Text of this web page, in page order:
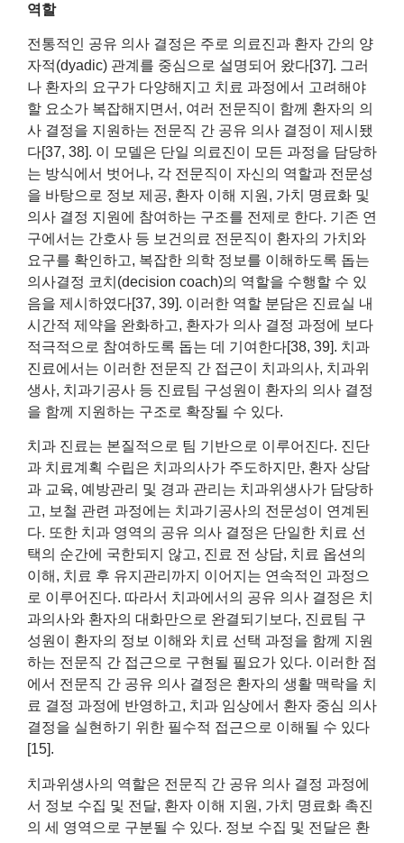
역할
전통적인 공유 의사 결정은 주로 의료진과 환자 간의 양
자적(dyadic) 관계를 중심으로 설명되어 왔다[37]. 그러
나 환자의 요구가 다양해지고 치료 과정에서 고려해야
할 요소가 복잡해지면서, 여러 전문직이 함께 환자의 의
사 결정을 지원하는 전문직 간 공유 의사 결정이 제시됐
다[37, 38]. 이 모델은 단일 의료진이 모든 과정을 담당하
는 방식에서 벗어나, 각 전문직이 자신의 역할과 전문성
을 바탕으로 정보 제공, 환자 이해 지원, 가치 명료화 및
의사 결정 지원에 참여하는 구조를 전제로 한다. 기존 연
구에서는 간호사 등 보건의료 전문직이 환자의 가치와
요구를 확인하고, 복잡한 의학 정보를 이해하도록 돕는
의사결정 코치(decision coach)의 역할을 수행할 수 있
음을 제시하였다[37, 39]. 이러한 역할 분담은 진료실 내
시간적 제약을 완화하고, 환자가 의사 결정 과정에 보다
적극적으로 참여하도록 돕는 데 기여한다[38, 39]. 치과
진료에서는 이러한 전문직 간 접근이 치과의사, 치과위
생사, 치과기공사 등 진료팀 구성원이 환자의 의사 결정
을 함께 지원하는 구조로 확장될 수 있다.
치과 진료는 본질적으로 팀 기반으로 이루어진다. 진단
과 치료계획 수립은 치과의사가 주도하지만, 환자 상담
과 교육, 예방관리 및 경과 관리는 치과위생사가 담당하
고, 보철 관련 과정에는 치과기공사의 전문성이 연계된
다. 또한 치과 영역의 공유 의사 결정은 단일한 치료 선
택의 순간에 국한되지 않고, 진료 전 상담, 치료 옵션의
이해, 치료 후 유지관리까지 이어지는 연속적인 과정으
로 이루어진다. 따라서 치과에서의 공유 의사 결정은 치
과의사와 환자의 대화만으로 완결되기보다, 진료팀 구
성원이 환자의 정보 이해와 치료 선택 과정을 함께 지원
하는 전문직 간 접근으로 구현될 필요가 있다. 이러한 점
에서 전문직 간 공유 의사 결정은 환자의 생활 맥락을 치
료 결정 과정에 반영하고, 치과 임상에서 환자 중심 의사
결정을 실현하기 위한 필수적 접근으로 이해될 수 있다
[15].
치과위생사의 역할은 전문직 간 공유 의사 결정 과정에
서 정보 수집 및 전달, 환자 이해 지원, 가치 명료화 촉진
의 세 영역으로 구분될 수 있다. 정보 수집 및 전달은 환